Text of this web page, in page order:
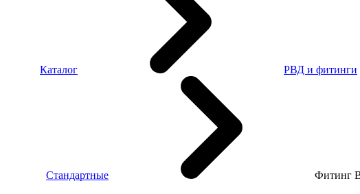
Каталог РВД и фитинги
Стандартные Фитинг